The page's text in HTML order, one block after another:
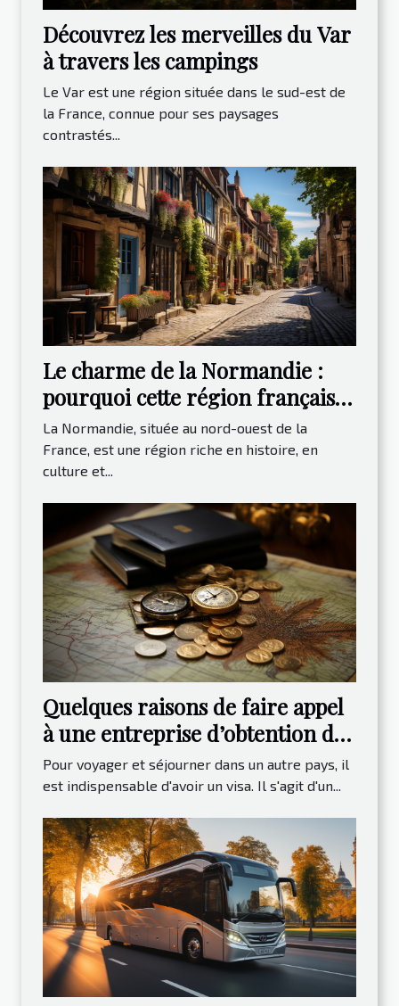
Découvrez les merveilles du Var
à travers les campings
Le Var est une région située dans le sud-est de
la France, connue pour ses paysages
contrastés...
Le charme de la Normandie :
pourquoi cette région française
est-elle une destination de choix
pour les voyageurs ?
La Normandie, située au nord-ouest de la
France, est une région riche en histoire, en
culture et...
Quelques raisons de faire appel
à une entreprise d’obtention de
visa
Pour voyager et séjourner dans un autre pays, il
est indispensable d'avoir un visa. Il s'agit d'un...